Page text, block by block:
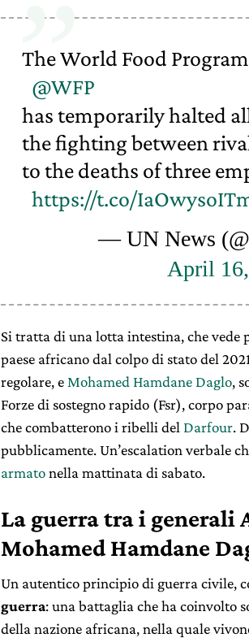
The World Food
@WFP
has temporarily halted
the fighting between
to the deaths of three
https://t.co/
— UN News
April
Si tratta di una lotta intestina, che vede
paese africano dal colpo di stato del
regolare, e Mohamed Hamdane Daglo,
Forze di sostegno rapido (Fsr), corpo
che combatterono i ribelli del Darfour.
pubblicamente. Un’escalation verbale
armatonella mattinata di sabato.
La guerra tra i generali
Mohamed Hamdane
Un autentico principio di guerra civile,
guerra: una battaglia che ha coinvolto
della nazione africana, nella quale